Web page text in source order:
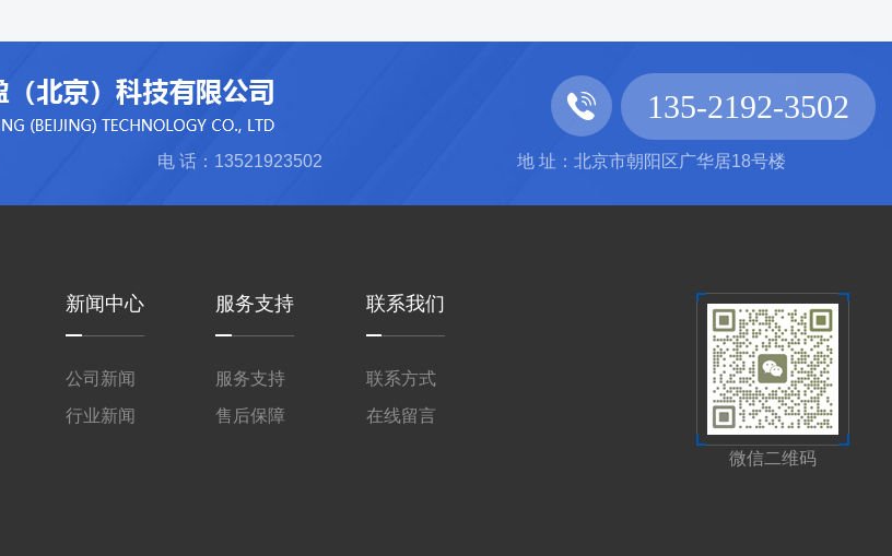
135-2192-3502
电 话：13521923502 地 址：北京市朝阳区广华居18号楼
新闻中心
公司新闻
行业新闻
服务支持
服务支持
售后保障
联系我们
联系方式
在线留言
微信二维码